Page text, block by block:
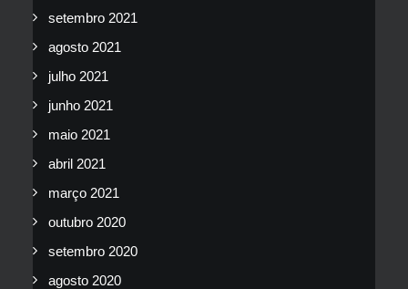
setembro 2021
agosto 2021
julho 2021
junho 2021
maio 2021
abril 2021
março 2021
outubro 2020
setembro 2020
agosto 2020